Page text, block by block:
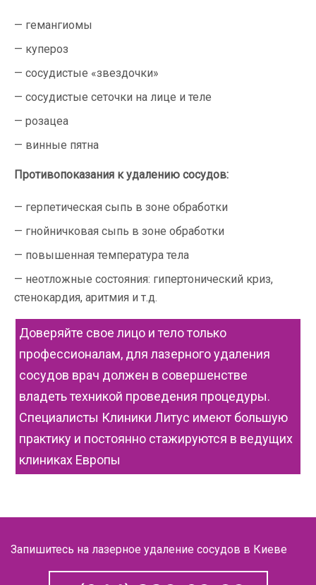
гемангиомы
купероз
сосудистые «звездочки»
сосудистые сеточки на лице и теле
розацеа
винные пятна
Противопоказания к удалению сосудов:
герпетическая сыпь в зоне обработки
гнойничковая сыпь в зоне обработки
повышенная температура тела
неотложные состояния: гипертонический криз,
стенокардия, аритмия и т.д.
Доверяйте свое лицо и тело только
профессионалам, для лазерного удаления
сосудов врач должен в совершенстве
владеть техникой проведения процедуры.
Специалисты Клиники Литус имеют большую
практику и постоянно стажируются в ведущих
клиниках Европы
Запишитесь на лазерное удаление сосудов в Киеве